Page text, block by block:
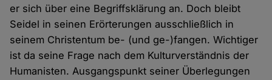
er sich über eine Begriffsklärung an. Doch bleibt
Seidel in seinen Erörterungen ausschließlich in
seinem Christentum be- (und ge-)fangen. Wichtiger
ist da seine Frage nach dem Kulturverständnis der
Humanisten. Ausgangspunkt seiner Überlegungen